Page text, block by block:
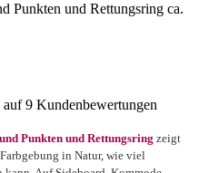
Punkten und Rettungsring ca.
auf9 Kundenbewertungen
Punkten und Rettungsring zeigt
in Natur, wie viel